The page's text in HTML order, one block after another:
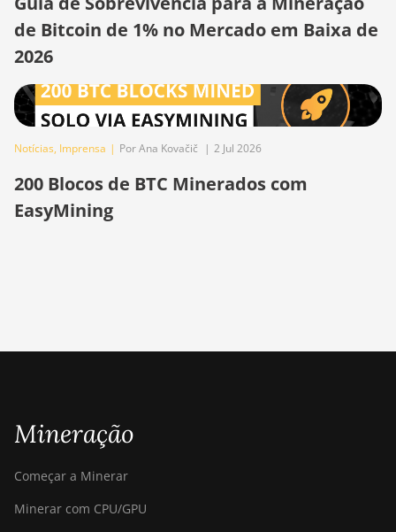
S21 (200Th)
BITMAIN AntMiner
S21 Immersion
(301Th)
S21 Pro
BITMAIN AntMiner
(300Th)
BITMAIN AntMiner
S21+ Hyd (319Th)
de Bitcoin de 1% no Mercado em Baixa de
2026
Notícias, Imprensa | Por Ana Kovačič | 2 Jul 2026
200 Blocos de BTC Minerados com
EasyMining
Mineração
Começar a Minerar
Minerar com CPU/GPU